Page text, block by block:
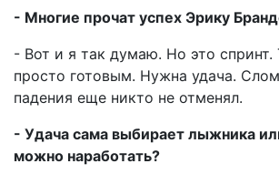
- Многие прочат успех Эрику
- Вот и я так думаю. Но это спринт.
просто готовым. Нужна удача.
падения еще никто не отменял.
- Удача сама выбирает лыжника
можно наработать?